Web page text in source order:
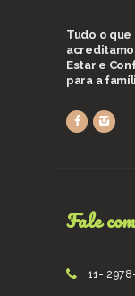
Tudo o
Estar e
para a
Fale
11-